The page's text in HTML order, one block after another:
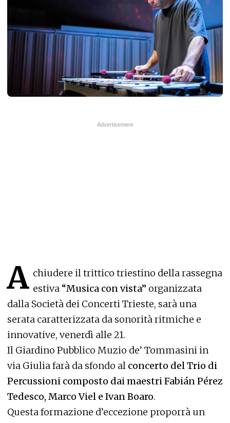
A chiudere il trittico triestino della rassegna
estiva “Musica con vista” organizzata
dalla Società dei Concerti Trieste, sarà una
serata caratterizzata da sonorità ritmiche e
innovative, venerdì alle 21.
Il Giardino Pubblico Muzio de’ Tommasini in
via Giulia farà da sfondo al concerto del Trio di
Percussioni composto dai maestri Fabián Pérez
Tedesco, Marco Viel e Ivan Boaro.
Questa formazione d’eccezione proporrà un